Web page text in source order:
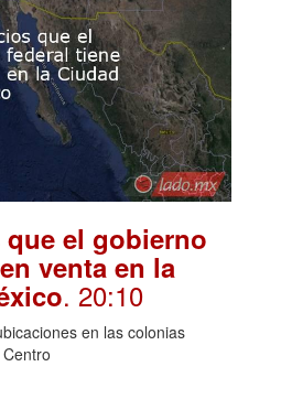
el gobierno
venta en la
. 20:10
en las colonias